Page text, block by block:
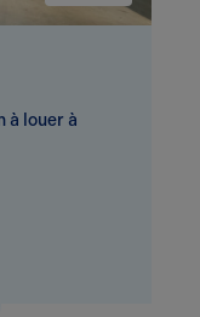
à louer à